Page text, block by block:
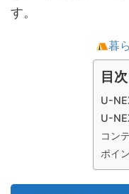
す。
暮
目次
U-
U-
コン
ポイ